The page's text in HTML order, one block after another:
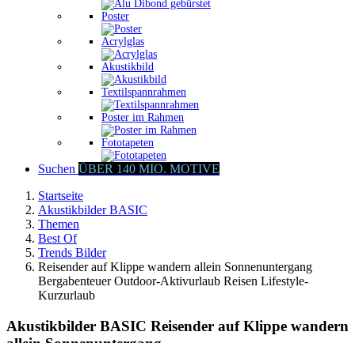
Poster
Acrylglas
Akustikbild
Textilspannrahmen
Poster im Rahmen
Fototapeten
Suchen ÜBER 140 MIO. MOTIVE
Startseite
Akustikbilder BASIC
Themen
Best Of
Trends Bilder
Reisender auf Klippe wandern allein Sonnenuntergang
Bergabenteuer Outdoor-Aktivurlaub Reisen Lifestyle-
Kurzurlaub
Akustikbilder BASIC Reisender auf Klippe wandern